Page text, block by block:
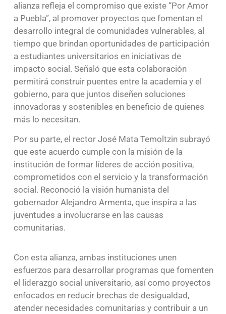
alianza refleja el compromiso que existe “Por Amor
a Puebla”, al promover proyectos que fomentan el
desarrollo integral de comunidades vulnerables, al
tiempo que brindan oportunidades de participación
a estudiantes universitarios en iniciativas de
impacto social. Señaló que esta colaboración
permitirá construir puentes entre la academia y el
gobierno, para que juntos diseñen soluciones
innovadoras y sostenibles en beneficio de quienes
más lo necesitan.
Por su parte, el rector José Mata Temoltzin subrayó
que este acuerdo cumple con la misión de la
institución de formar líderes de acción positiva,
comprometidos con el servicio y la transformación
social. Reconoció la visión humanista del
gobernador Alejandro Armenta, que inspira a las
juventudes a involucrarse en las causas
comunitarias.
Con esta alianza, ambas instituciones unen
esfuerzos para desarrollar programas que fomenten
el liderazgo social universitario, así como proyectos
enfocados en reducir brechas de desigualdad,
atender necesidades comunitarias y contribuir a un